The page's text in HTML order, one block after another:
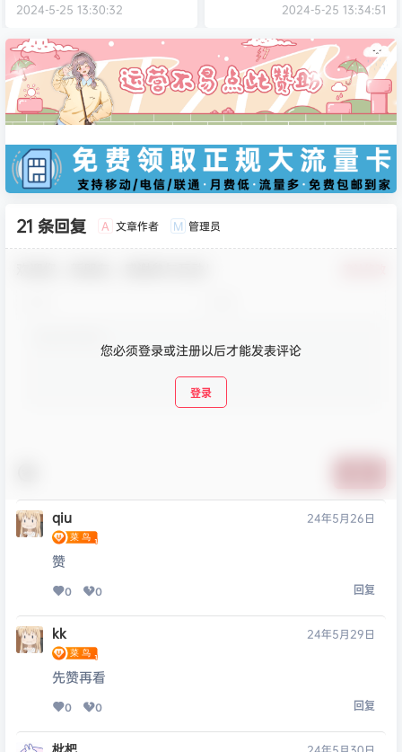
2024-5-25 13:30:32 2024-5-25 13:34:51
21 条回复 A 文章作者 M 管理员
您必须登录或注册以后才能发表评论
登录
qiu 24年5月26日
赞
0 0 回复
kk 24年5月29日
先赞再看
0 0 回复